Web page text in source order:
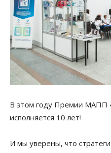
В этом году Премии
исполняется 10 лет!
И мы уверены, что